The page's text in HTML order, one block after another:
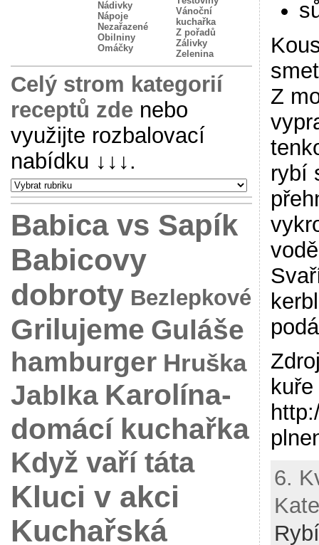
Nádivky
Nápoje
Nezařazené
Obilniny
Omáčky
Vánoční
kuchařka
Z pořadů
Zálivky
Zelenina
Celý strom kategorií
receptů zde nebo
využijte rozbalovací
nabídku ↓↓↓.
Babica vs Sapík
Babicovy
dobroty Bezlepkové
Grilujeme Guláše
hamburger Hruška
Jablka Karolína-
domácí kuchařka
Když vaří táta
Kluci v akci
Kuchařská
Z
rybí
6.
Rybí